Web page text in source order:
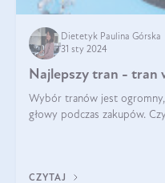
Dietetyk Paulina Górska
31 sty 2024
Najlepszy tran - tran
Wybór tranów jest
głowy podczas zakupów.
CZYTAJ